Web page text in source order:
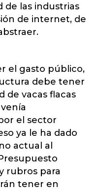
de las industrias
de internet, de
el gasto público,
debe tener
de vacas flacas
el sector
ya le ha dado
actual al
rubros para
tener en